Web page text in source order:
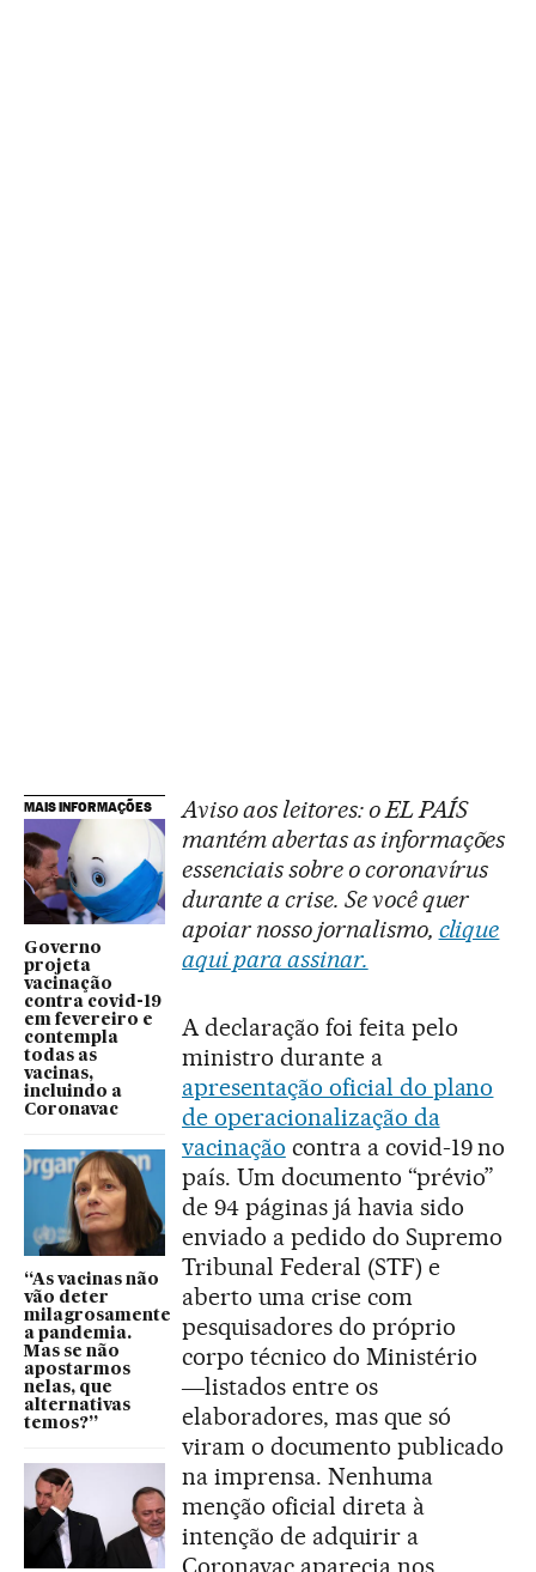
MAIS INFORMAÇÕES
Governo
projeta
vacinação
contra covid-19
em fevereiro e
contempla
todas as
vacinas,
incluindo a
Coronavac
“As vacinas não
vão deter
milagrosamente
a pandemia.
Mas se não
apostarmos
nelas, que
alternativas
temos?”
Aviso aos leitores: o EL PAÍS
mantém abertas as informações
essenciais sobre o coronavírus
durante a crise. Se você quer
apoiar nosso jornalismo, clique
aqui para assinar.
A declaração foi feita pelo
ministro durante a
apresentação oficial do plano
de operacionalização da
vacinação contra a covid-19 no
país. Um documento “prévio”
de 94 páginas já havia sido
enviado a pedido do Supremo
Tribunal Federal (STF) e
aberto uma crise com
pesquisadores do próprio
corpo técnico do Ministério
―listados entre os
elaboradores, mas que só
viram o documento publicado
na imprensa. Nenhuma
menção oficial direta à
intenção de adquirir a
Coronavac aparecia nos